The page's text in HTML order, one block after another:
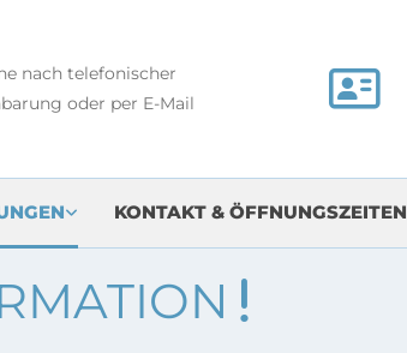
nach telefonischer
oder per E-Mail

KONTAKT & ÖFFNUNGSZEITEN
